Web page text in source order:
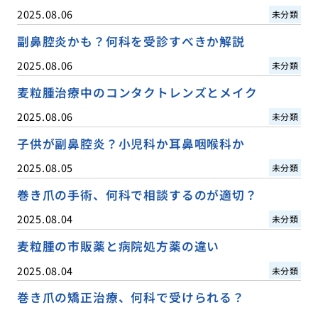
2025.08.06 未分類
副鼻腔炎かも？何科を受診すべきか解説
2025.08.06 未分類
麦粒腫治療中のコンタクトレンズとメイク
2025.08.06 未分類
子供が副鼻腔炎？小児科か耳鼻咽喉科か
2025.08.05 未分類
巻き爪の手術、何科で相談するのが適切？
2025.08.04 未分類
麦粒腫の市販薬と病院処方薬の違い
2025.08.04 未分類
巻き爪の矯正治療、何科で受けられる？